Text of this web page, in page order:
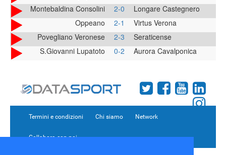
Montebaldina Consolini
2-0
Longare Castegnero
Oppeano
2-1
Virtus Verona
Povegliano Veronese
2-3
Seraticense
S.Giovanni Lupatoto
0-2 Aurora Cavalponica
Termini e condizioni Chi siamo Network
Collabora con noi